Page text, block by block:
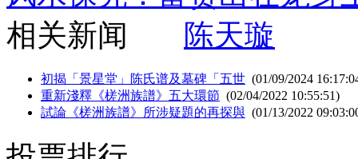
相关新闻
陈天璇
初揭「景星堂」陈氏谱及墓碑「五世 (01/09/2024
重新淺釋《槎洲族譜》五大環節 (02/04/2022 10:55:51)
試論《槎洲族譜》所涉疑題的再探與 (01/13/2022